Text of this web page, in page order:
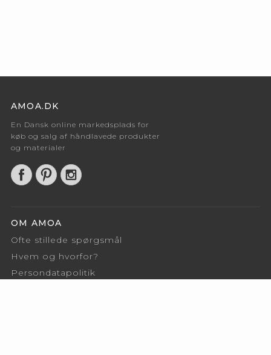
AMOA.DK
En Dansk online markedsplads for
køb og salg af håndlavede produkter
og materialer
OM AMOA
Ofte stillede spørgsmål
Hvem og hvorfor?
Persondatapolitik